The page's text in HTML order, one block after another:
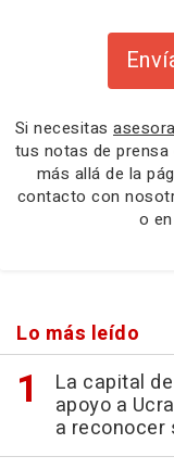
Si necesitas
tus notas de prensa
más allá de la
contacto con
o
Lo más leído
La capital
apoyo a
a reconocer